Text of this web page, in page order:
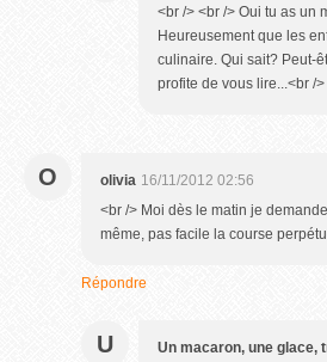
<br /> <br /> Oui tu as un
Heureusement que les
culinaire. Qui sait? Peut-
profite de vous lire...<br /
O olivia 16/11/2012 02:56
<br /> Moi dès le matin je
même, pas facile la course
Répondre
U Un macaron, une glace,